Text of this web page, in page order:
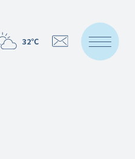
32℃